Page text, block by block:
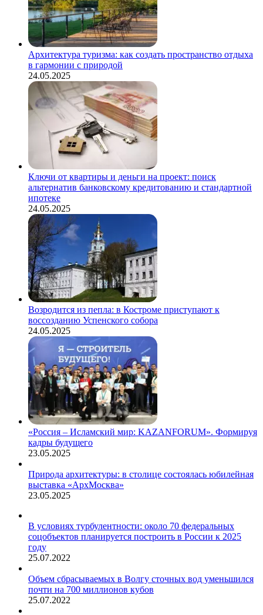
Архитектура туризма: как создать пространство отдыха
в гармонии с природой
24.05.2025
Ключи от квартиры и деньги на проект: поиск
альтернатив банковскому кредитованию и стандартной
ипотеке
24.05.2025
Возродится из пепла: в Костроме приступают к
воссозданию Успенского собора
24.05.2025
«Россия – Исламский мир: KAZANFORUM». Формируя
кадры будущего
23.05.2025
Природа архитектуры: в столице состоялась юбилейная
выставка «АрхМосква»
23.05.2025
В условиях турбулентности: около 70 федеральных
соцобъектов планируется построить в России к 2025
году
25.07.2022
Объем сбрасываемых в Волгу сточных вод уменьшился
почти на 700 миллионов кубов
25.07.2022